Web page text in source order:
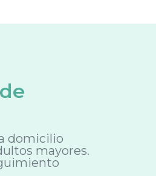
domicilio
mayores.